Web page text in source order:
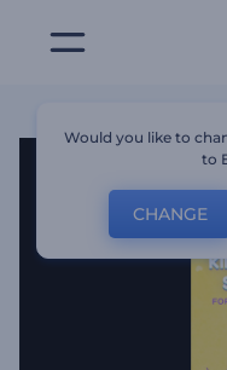
Would you like to
to
CHANGE